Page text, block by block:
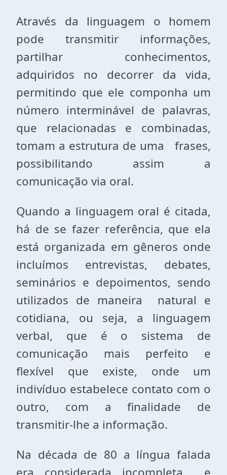
Através da linguagem o homem
pode transmitir informações,
partilhar conhecimentos,
adquiridos no decorrer da vida,
permitindo que ele componha um
número interminável de palavras,
que relacionadas e combinadas,
tomam a estrutura de uma frases,
possibilitando assim a
comunicação via oral.
Quando a linguagem oral é citada,
há de se fazer referência, que ela
está organizada em gêneros onde
incluímos entrevistas, debates,
seminários e depoimentos, sendo
utilizados de maneira natural e
cotidiana, ou seja, a linguagem
verbal, que é o sistema de
comunicação mais perfeito e
flexível que existe, onde um
indivíduo estabelece contato com o
outro, com a finalidade de
transmitir-lhe a informação.
Na década de 80 a língua falada